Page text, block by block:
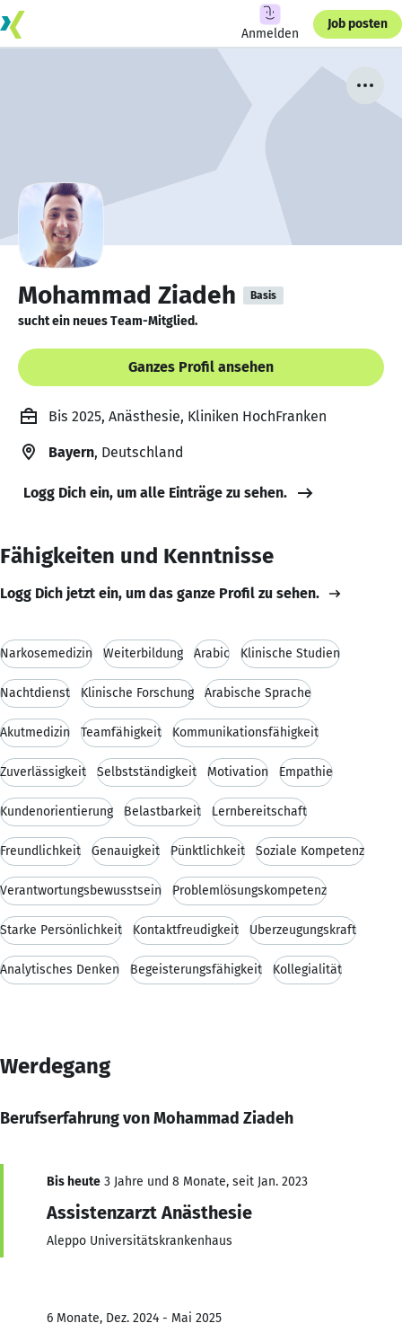
Anmelden
Job posten
Mohammad Ziadeh Basis
sucht ein neues Team-Mitglied.
Ganzes Profil ansehen
Bis 2025, Anästhesie, Kliniken HochFranken
Bayern, Deutschland
Logg Dich ein, um alle Einträge zu sehen.
Fähigkeiten und Kenntnisse
Logg Dich jetzt ein, um das ganze Profil zu sehen.
Narkosemedizin Weiterbildung Arabic Klinische Studien
Nachtdienst Klinische Forschung Arabische Sprache
Akutmedizin Teamfähigkeit Kommunikationsfähigkeit
Zuverlässigkeit Selbstständigkeit Motivation Empathie
Kundenorientierung Belastbarkeit Lernbereitschaft
Freundlichkeit Genauigkeit Pünktlichkeit Soziale Kompetenz
Verantwortungsbewusstsein Problemlösungskompetenz
Starke Persönlichkeit Kontaktfreudigkeit Überzeugungskraft
Analytisches Denken Begeisterungsfähigkeit Kollegialität
Werdegang
Berufserfahrung von Mohammad Ziadeh
Bis heute 3 Jahre und 8 Monate, seit Jan. 2023
Assistenzarzt Anästhesie
Aleppo Universitätskrankenhaus
6 Monate, Dez. 2024 - Mai 2025